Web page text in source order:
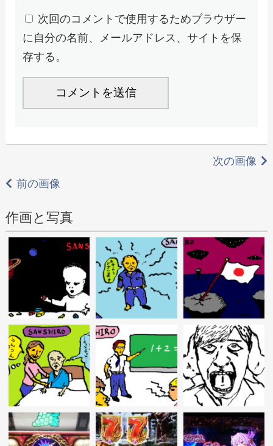
次回のコメントで使用するためブラウザー
に自分の名前、メールアドレス、サイトを保
存する。
次の画像
前の画像
作画と写真